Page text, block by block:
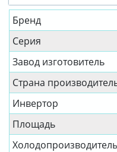
Бренд
Серия
Завод изготовитель
Страна
Инвертор
Площадь